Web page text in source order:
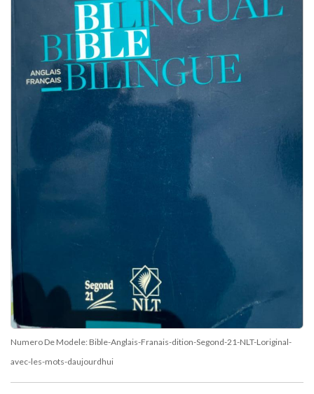
Numero De Modele: Bible-Anglais-Franais-dition-Segond-21-NLT-Loriginal-
avec-les-mots-daujourdhui